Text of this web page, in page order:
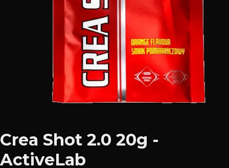
Crea Shot 2.0 20g -
ActiveLab